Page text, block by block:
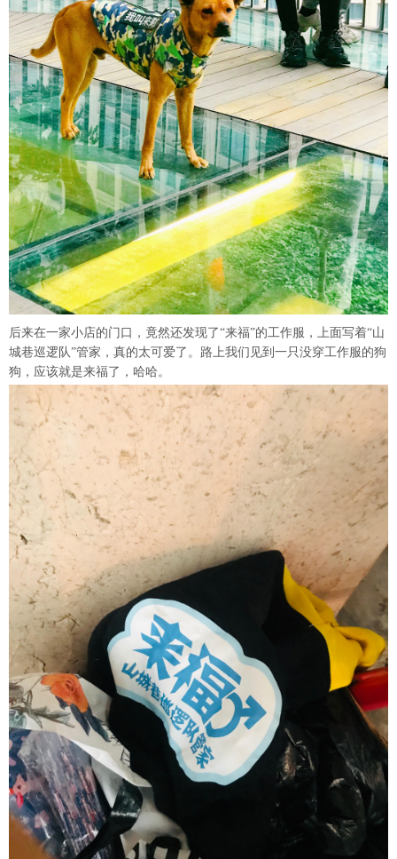
后来在一家小店的门口，竟然还发现了“来福”的工作服，上面写着“山
城巷巡逻队”管家，真的太可爱了。路上我们见到一只没穿工作服的狗
狗，应该就是来福了，哈哈。